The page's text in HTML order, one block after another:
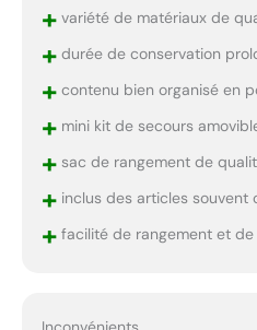
+variété de matériaux de
+durée de conservation
+contenu bien organisé en
+mini kit de secours
+sac de rangement de
+inclus des articles souvent
+facilité de rangement et